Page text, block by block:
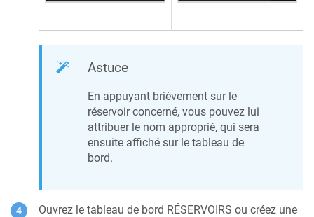
Astuce
En appuyant brièvement sur le
réservoir concerné, vous pouvez lui
attribuer le nom approprié, qui sera
ensuite affiché sur le tableau de
bord.
Ouvrez le tableau de bord RÉSERVOIRS ou créez une